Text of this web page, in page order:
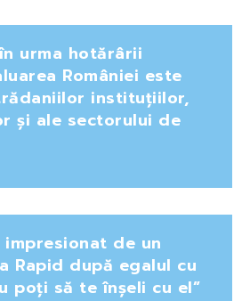
urma hotărârii
României este
instituțiilor,
și ale sectorului de
impresionat de un
Rapid după egalul cu
poți să te înșeli cu el”